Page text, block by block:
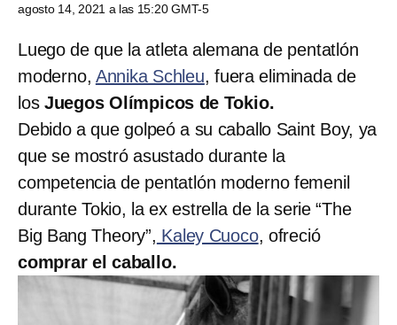
agosto 14, 2021 a las 15:20 GMT-5
Luego de que la atleta alemana de pentatlón
moderno, Annika Schleu, fuera eliminada de
los Juegos Olímpicos de Tokio.
Debido a que golpeó a su caballo Saint Boy, ya
que se mostró asustado durante la
competencia de pentatlón moderno femenil
durante Tokio, la ex estrella de la serie “The
Big Bang Theory”, Kaley Cuoco, ofreció
comprar el caballo.